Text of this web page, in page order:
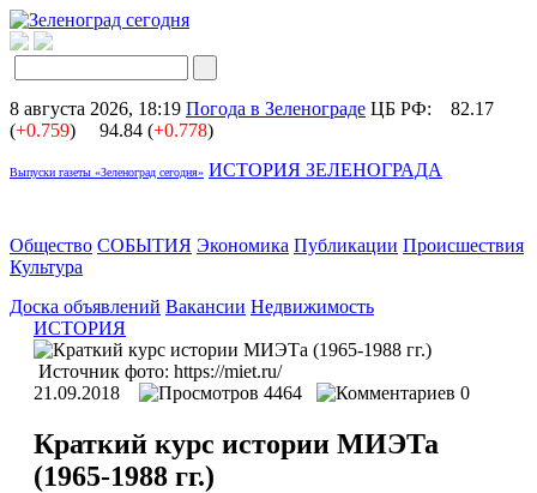
8 августа 2026, 18:19 Погода в Зеленограде ЦБ РФ:
82.17
(+0.759) 94.84 (+0.778)
Выпуски газеты «Зеленоград сегодня» ИСТОРИЯ ЗЕЛЕНОГРАДА
Общество СОБЫТИЯ Экономика Публикации Происшествия
Культура
Доска объявлений Вакансии Недвижимость
ИСТОРИЯ
Источник фото: https://miet.ru/
21.09.2018
4464 0
Краткий курс истории МИЭТа
(1965-1988 гг.)